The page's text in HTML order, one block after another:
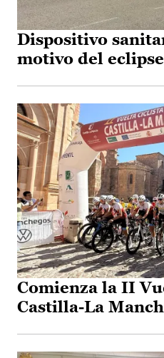
Dispositivo
motivo del
Comienza la II
Castilla-La